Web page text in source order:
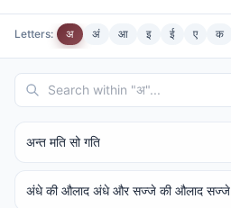
Letters: अ अं आ इ ई ए क
अन्त मति सो गति
अंधे की औलाद अंधे और सज्जे की औलाद सज्जे